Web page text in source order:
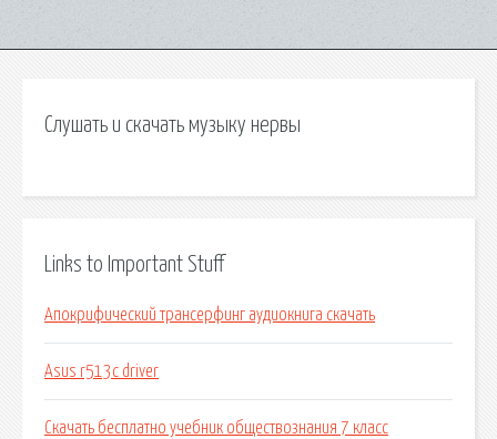
Слушать и скачать музыку нервы
Links to Important Stuff
Апокрифический трансерфинг аудиокнига скачать
Asus r513c driver
Скачать бесплатно учебник обществознания 7 класс